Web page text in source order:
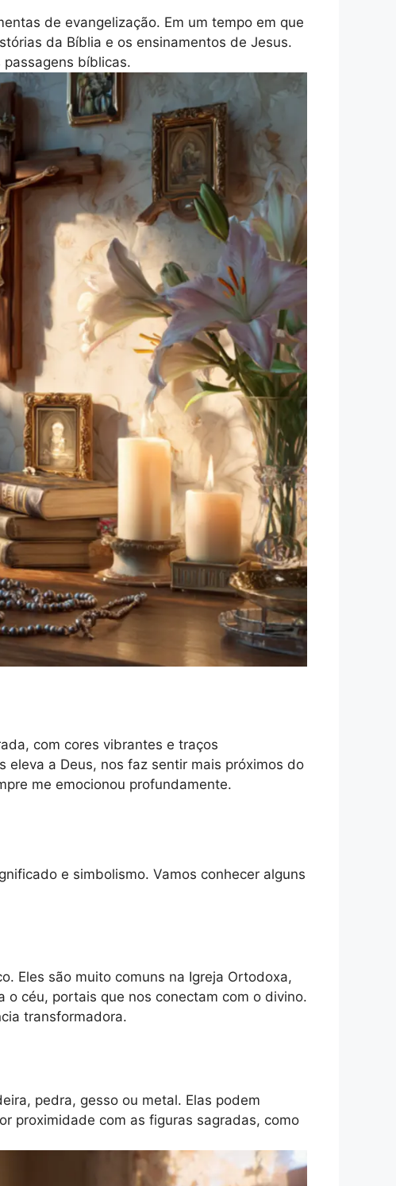
de evangelização. Em um tempo em que
da Bíblia e os ensinamentos de Jesus.
bíblicas.
com cores vibrantes e traços
a Deus, nos faz sentir mais próximos do
me emocionou profundamente.
e simbolismo. Vamos conhecer alguns
Eles são muito comuns na Igreja Ortodoxa,
céu, portais que nos conectam com o divino.
transformadora.
pedra, gesso ou metal. Elas podem
proximidade com as figuras sagradas, como